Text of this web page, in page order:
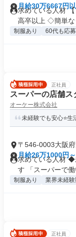
月給30万6667円
求めている人材
高卒以上 ◇簡単な
制服あり 60代も応
正社員
スーパーの店舗
オーケー株式会社
未経験でも安心⭐
〒546-0003大阪
月給26万1000円
求めている人材 ◆
す 「スーパーで働
制服あり 業界未経験
正社員